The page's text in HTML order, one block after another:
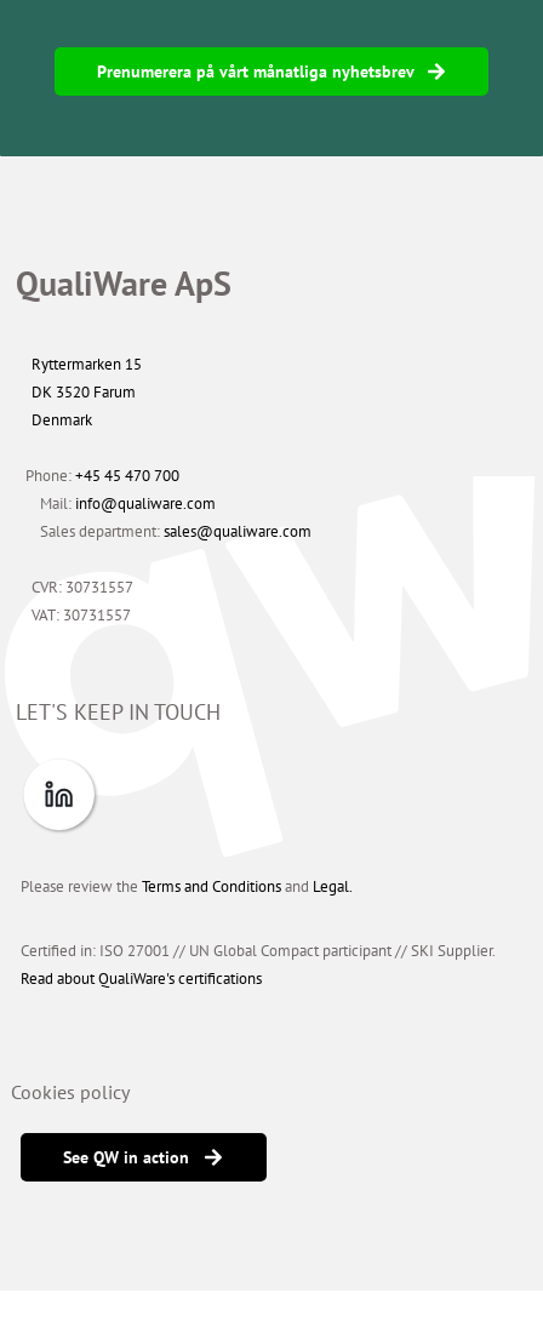
Prenumerera på vårt månatliga nyhetsbrev
QualiWare ApS
Ryttermarken 15
DK 3520 Farum
Denmark
Phone:+45 45 470 700
Mail: info@qualiware.com
Sales department:sales@qualiware.com
CVR: 30731557
VAT: 30731557
LET'S KEEP IN TOUCH
Please review theTerms and Conditionsand Legal.
Certified in: ISO 27001 // UN Global Compact participant//SKI Supplier.
Read about QualiWare's certifications
Cookies policy
See QW in action